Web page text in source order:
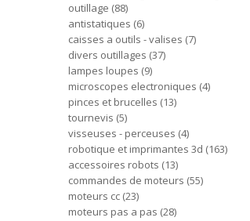
outillage 88
antistatiques 6
caisses a outils - valises 7
divers outillages 37
lampes loupes 9
microscopes electroniques 4
pinces et brucelles 13
tournevis 5
visseuses - perceuses 4
robotique et imprimantes 3d 163
accessoires robots 13
commandes de moteurs 55
moteurs cc 23
moteurs pas a pas 28